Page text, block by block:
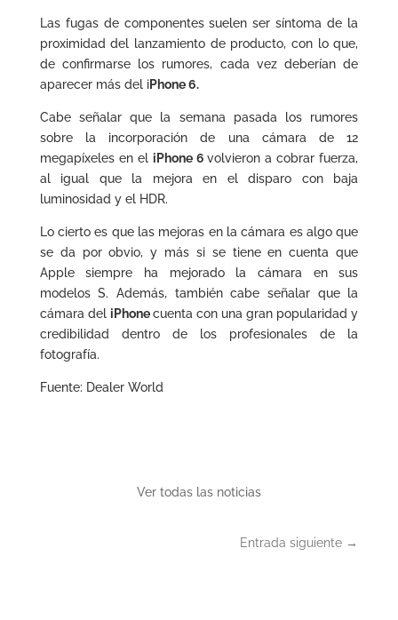
Las fugas de componentes suelen ser síntoma de la
proximidad del lanzamiento de producto, con lo que,
de confirmarse los rumores, cada vez deberían de
aparecer más del iPhone 6.
Cabe señalar que la semana pasada los rumores
sobre la incorporación de una cámara de 12
megapíxeles en el iPhone 6volvieron a cobrar fuerza,
al igual que la mejora en el disparo con baja
luminosidad y el HDR.
Lo cierto es que las mejoras en la cámara es algo que
se da por obvio, y más si se tiene en cuenta que
Apple siempre ha mejorado la cámara en sus
modelos S. Además, también cabe señalar que la
cámara del iPhonecuenta con una gran popularidad y
credibilidad dentro de los profesionales de la
fotografía.
Fuente: Dealer World
Ver todas las noticias
Entrada siguiente →